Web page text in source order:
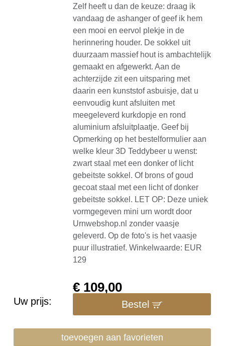
Zelf heeft u dan de keuze: draag ik
vandaag de ashanger of geef ik hem
een mooi en eervol plekje in de
herinnering houder. De sokkel uit
duurzaam massief hout is ambachtelijk
gemaakt en afgewerkt. Aan de
achterzijde zit een uitsparing met
daarin een kunststof asbuisje, dat u
eenvoudig kunt afsluiten met
meegeleverd kurkdopje en rond
aluminium afsluitplaatje. Geef bij
Opmerking op het bestelformulier aan
welke kleur 3D Teddybeer u wenst:
zwart staal met een donker of licht
gebeitste sokkel. Of brons of goud
gecoat staal met een licht of donker
gebeitste sokkel. LET OP: Deze uniek
vormgegeven mini urn wordt door
Urnwebshop.nl zonder vaasje
geleverd. Op de foto's is het vaasje
puur illustratief. Winkelwaarde: EUR
129
Uw prijs:
€ 109,00
Bestel
toevoegen aan favorieten